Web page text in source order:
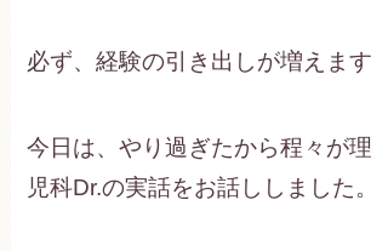
必ず、経験の引き出しが増えます
今日は、やり過ぎたから程々が
児科Dr.の実話をお話ししました。